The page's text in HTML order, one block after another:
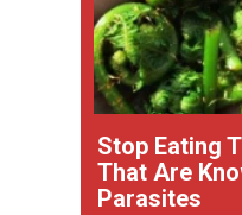
Stop Eating
That Are
Parasites